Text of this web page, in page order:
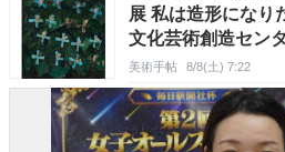
展 私は造形になり
文化芸術創造セン
美術手帖 8/8(土) 7:22